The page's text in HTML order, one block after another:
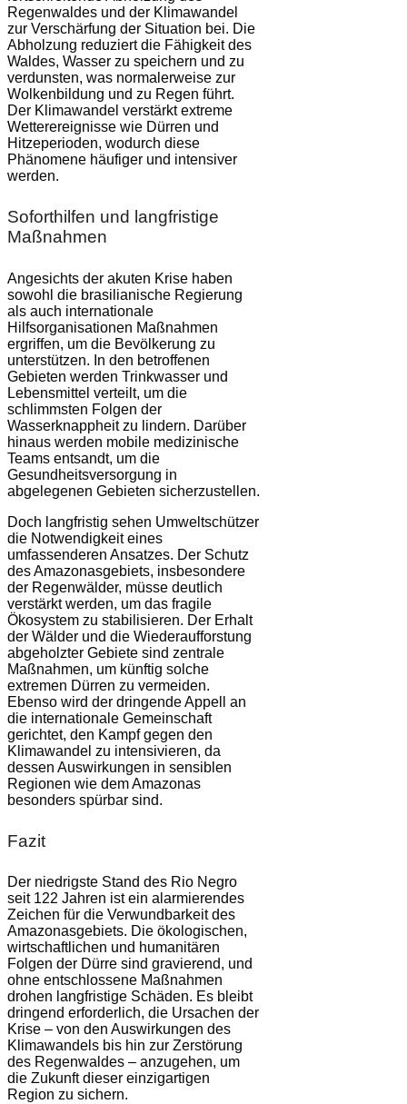
Regenwaldes und der Klimawandel
zur Verschärfung der Situation bei. Die
Abholzung reduziert die Fähigkeit des
Waldes, Wasser zu speichern und zu
verdunsten, was normalerweise zur
Wolkenbildung und zu Regen führt.
Der Klimawandel verstärkt extreme
Wetterereignisse wie Dürren und
Hitzeperioden, wodurch diese
Phänomene häufiger und intensiver
werden.
Soforthilfen und langfristige
Maßnahmen
Angesichts der akuten Krise haben
sowohl die brasilianische Regierung
als auch internationale
Hilfsorganisationen Maßnahmen
ergriffen, um die Bevölkerung zu
unterstützen. In den betroffenen
Gebieten werden Trinkwasser und
Lebensmittel verteilt, um die
schlimmsten Folgen der
Wasserknappheit zu lindern. Darüber
hinaus werden mobile medizinische
Teams entsandt, um die
Gesundheitsversorgung in
abgelegenen Gebieten sicherzustellen.
Doch langfristig sehen Umweltschützer
die Notwendigkeit eines
umfassenderen Ansatzes. Der Schutz
des Amazonasgebiets, insbesondere
der Regenwälder, müsse deutlich
verstärkt werden, um das fragile
Ökosystem zu stabilisieren. Der Erhalt
der Wälder und die Wiederaufforstung
abgeholzter Gebiete sind zentrale
Maßnahmen, um künftig solche
extremen Dürren zu vermeiden.
Ebenso wird der dringende Appell an
die internationale Gemeinschaft
gerichtet, den Kampf gegen den
Klimawandel zu intensivieren, da
dessen Auswirkungen in sensiblen
Regionen wie dem Amazonas
besonders spürbar sind.
Fazit
Der niedrigste Stand des Rio Negro
seit 122 Jahren ist ein alarmierendes
Zeichen für die Verwundbarkeit des
Amazonasgebiets. Die ökologischen,
wirtschaftlichen und humanitären
Folgen der Dürre sind gravierend, und
ohne entschlossene Maßnahmen
drohen langfristige Schäden. Es bleibt
dringend erforderlich, die Ursachen der
Krise – von den Auswirkungen des
Klimawandels bis hin zur Zerstörung
des Regenwaldes – anzugehen, um
die Zukunft dieser einzigartigen
Region zu sichern.